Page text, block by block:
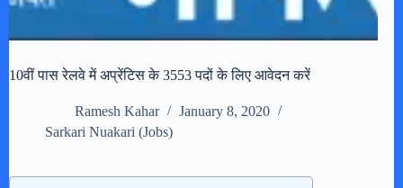
10वीं पास रेलवे में अप्रेंटिस के 3553 पदों के लिए आवेदन करें
Ramesh Kahar
January 8, 2020
Sarkari Nuakari (Jobs)